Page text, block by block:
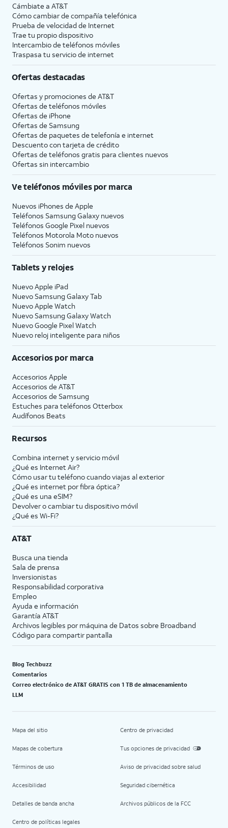
Cámbiate a AT&T
Cómo cambiar de compañía telefónica
Prueba de velocidad de Internet
Trae tu propio dispositivo
Intercambio de teléfonos móviles
Traspasa tu servicio de internet
Ofertas destacadas
Ofertas y promociones de AT&T
Ofertas de teléfonos móviles
Ofertas de iPhone
Ofertas de Samsung
Ofertas de paquetes de telefonía e internet
Descuento con tarjeta de crédito
Ofertas de teléfonos gratis para clientes nuevos
Ofertas sin intercambio
Ve teléfonos móviles por marca
Nuevos iPhones de Apple
Teléfonos Samsung Galaxy nuevos
Teléfonos Google Pixel nuevos
Teléfonos Motorola Moto nuevos
Teléfonos Sonim nuevos
Tablets y relojes
Nuevo Apple iPad
Nuevo Samsung Galaxy Tab
Nuevo Apple Watch
Nuevo Samsung Galaxy Watch
Nuevo Google Pixel Watch
Nuevo reloj inteligente para niños
Accesorios por marca
Accesorios Apple
Accesorios de AT&T
Accesorios de Samsung
Estuches para teléfonos Otterbox
Audífonos Beats
Recursos
Combina internet y servicio móvil
¿Qué es Internet Air?
Cómo usar tu teléfono cuando viajas al exterior
¿Qué es internet por fibra óptica?
¿Qué es una eSIM?
Devolver o cambiar tu dispositivo móvil
¿Qué es Wi-Fi?
AT&T
Busca una tienda
Sala de prensa
Inversionistas
Responsabilidad corporativa
Empleo
Ayuda e información
Garantía AT&T
Archivos legibles por máquina de Datos sobre Broadband
Código para compartir pantalla
Blog Techbuzz
Comentarios
Correo electrónico de AT&T GRATIS con 1 TB de almacenamiento
LLM
Mapa del sitio
Mapas de cobertura
Términos de uso
Accesibilidad
Detalles de banda ancha
Centro de políticas legales
Centro de privacidad
Tus opciones de privacidad
Aviso de privacidad sobre salud
Seguridad cibernética
Archivos públicos de la FCC